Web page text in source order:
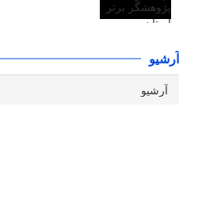
آرشیو